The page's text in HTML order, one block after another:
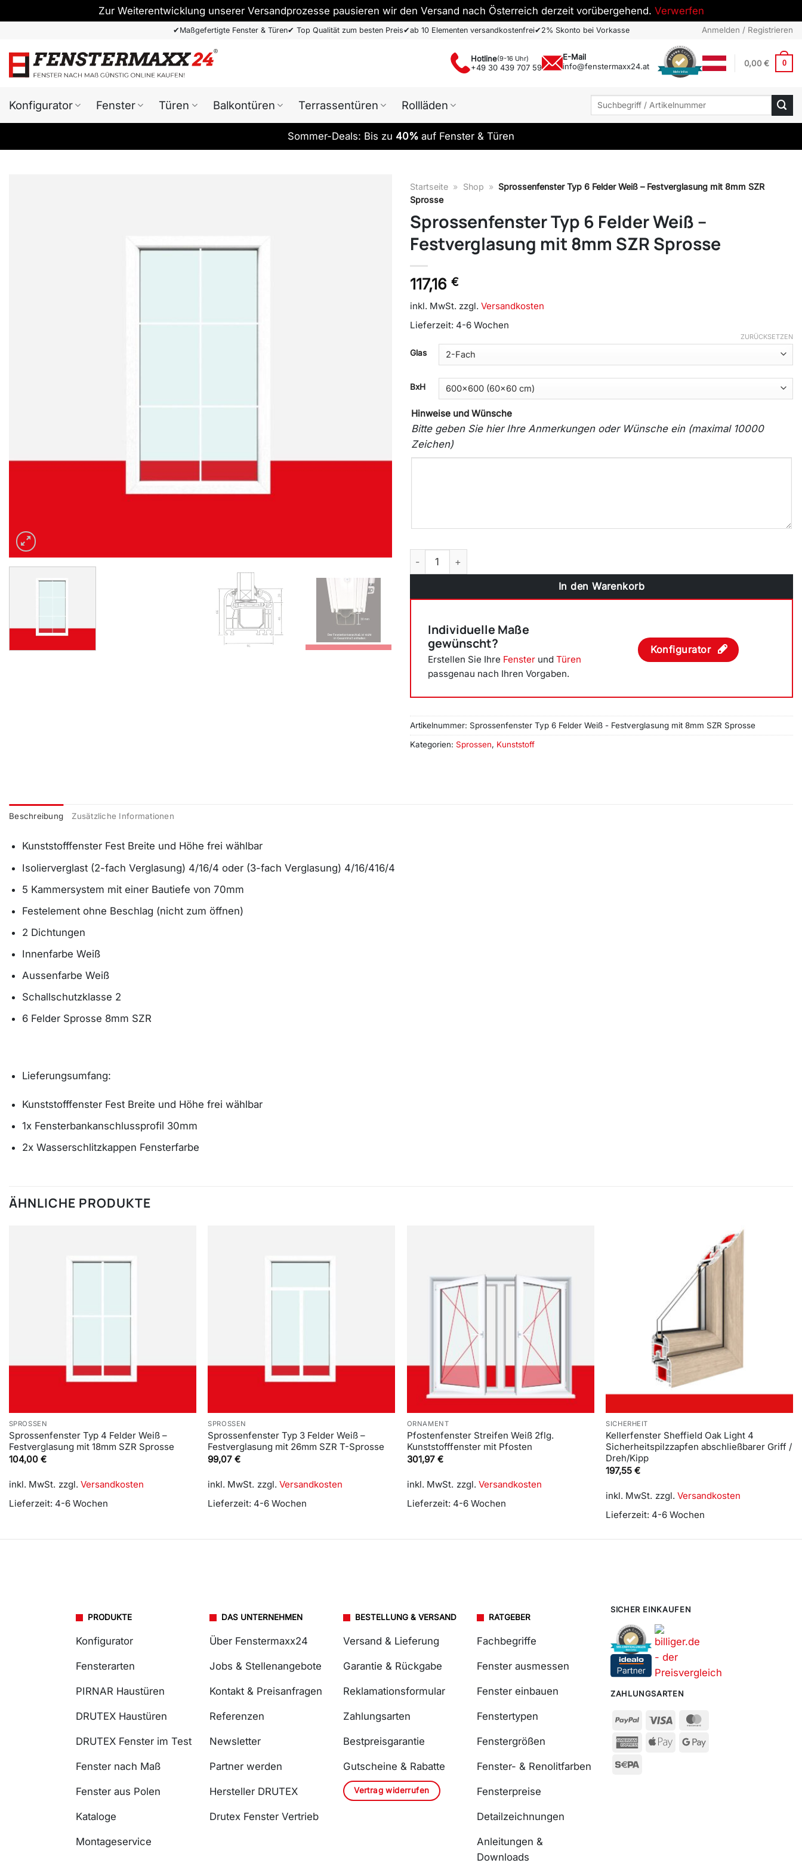
Zur Weiterentwicklung unserer Versandprozesse pausieren wir den Versand nach Österreich derzeit vorübergehend. Verwerfen
springen
✔Maßgefertigte Fenster & Türen✔ Top Qualität zum besten Preis✔ab 10 Elementen versandkostenfrei✔2% Skonto bei Vorkasse Anmelden / Registrieren
Hotline(9-16 Uhr)
+49 30 439 707 59
E-Mail
info@fenstermaxx24.at
Mehr Infos
0,00€ 0
Konfigurator Fenster Türen Balkontüren Terrassentüren Rollläden
Suchen
Sommer-Deals: Bis zu 40% auf Fenster & Türen
Startseite » Shop » Sprossenfenster Typ 6 Felder Weiß – Festverglasung mit 8mm SZR
Sprosse
Sprossenfenster Typ 6 Felder Weiß –
Festverglasung mit 8mm SZR Sprosse
117,16 €
inkl. MwSt. zzgl. Versandkosten
Lieferzeit: 4-6 Wochen
Glas
BxH
ZURÜCKSETZEN
Hinweise und Wünsche
Bitte geben Sie hier Ihre Anmerkungen oder Wünsche ein (maximal 10000
Zeichen)
Sprossenfenster Typ 6 Felder Weiß - Festverglasung mit 8mm SZR Sprosse Menge
In den Warenkorb
Individuelle Maße
gewünscht?
Erstellen Sie Ihre Fenster und Türen
passgenau nach Ihren Vorgaben.
Konfigurator
Artikelnummer: Sprossenfenster Typ 6 Felder Weiß - Festverglasung mit 8mm SZR Sprosse
Kategorien: Sprossen, Kunststoff
Beschreibung Zusätzliche Informationen
Kunststofffenster Fest Breite und Höhe frei wählbar
Isolierverglast (2-fach Verglasung) 4/16/4 oder (3-fach Verglasung) 4/16/416/4
5 Kammersystem mit einer Bautiefe von 70mm
Festelement ohne Beschlag (nicht zum öffnen)
2 Dichtungen
Innenfarbe Weiß
Aussenfarbe Weiß
Schallschutzklasse 2
6 Felder Sprosse 8mm SZR
Lieferungsumfang:
Kunststofffenster Fest Breite und Höhe frei wählbar
1x Fensterbankanschlussprofil 30mm
2x Wasserschlitzkappen Fensterfarbe
ÄHNLICHE PRODUKTE
SPROSSEN
Sprossenfenster Typ 4 Felder Weiß –
Festverglasung mit 18mm SZR Sprosse
104,00 €
inkl. MwSt. zzgl. Versandkosten
Lieferzeit: 4-6 Wochen
SPROSSEN
Sprossenfenster Typ 3 Felder Weiß –
Festverglasung mit 26mm SZR T-Sprosse
99,07€
inkl. MwSt. zzgl.Versandkosten
Lieferzeit: 4-6 Wochen
ORNAMENT
Pfostenfenster Streifen Weiß 2flg.
Kunststofffenster mit Pfosten
301,97 €
inkl. MwSt. zzgl. Versandkosten
Lieferzeit: 4-6 Wochen
SICHERHEIT
Kellerfenster Sheffield Oak Light 4
Sicherheitspilzzapfen abschließbarer Griff /
Dreh/Kipp
197,55€
inkl. MwSt. zzgl.Versandkosten
Lieferzeit: 4-6 Wochen
PRODUKTE
Konfigurator
Fensterarten
PIRNAR Haustüren
DRUTEX Haustüren
DRUTEX Fenster im Test
Fenster nach Maß
Fenster aus Polen
Kataloge
Montageservice
DAS UNTERNEHMEN
Über Fenstermaxx24
Jobs & Stellenangebote
Kontakt & Preisanfragen
Referenzen
Newsletter
Partner werden
Hersteller DRUTEX
Drutex Fenster Vertrieb
BESTELLUNG & VERSAND
Versand & Lieferung
Garantie & Rückgabe
Reklamationsformular
Zahlungsarten
Bestpreisgarantie
Gutscheine & Rabatte
Vertrag widerrufen
RATGEBER
Fachbegriffe
Fenster ausmessen
Fenster einbauen
Fenstertypen
Fenstergrößen
Fenster- & Renolitfarben
Fensterpreise
Detailzeichnungen
Anleitungen &
Downloads
SICHER EINKAUFEN
ZAHLUNGSARTEN